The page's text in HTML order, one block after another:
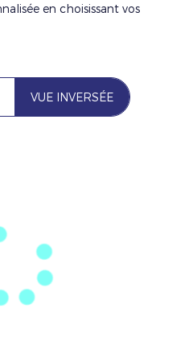
en choisissant vos
VUE INVERSÉE